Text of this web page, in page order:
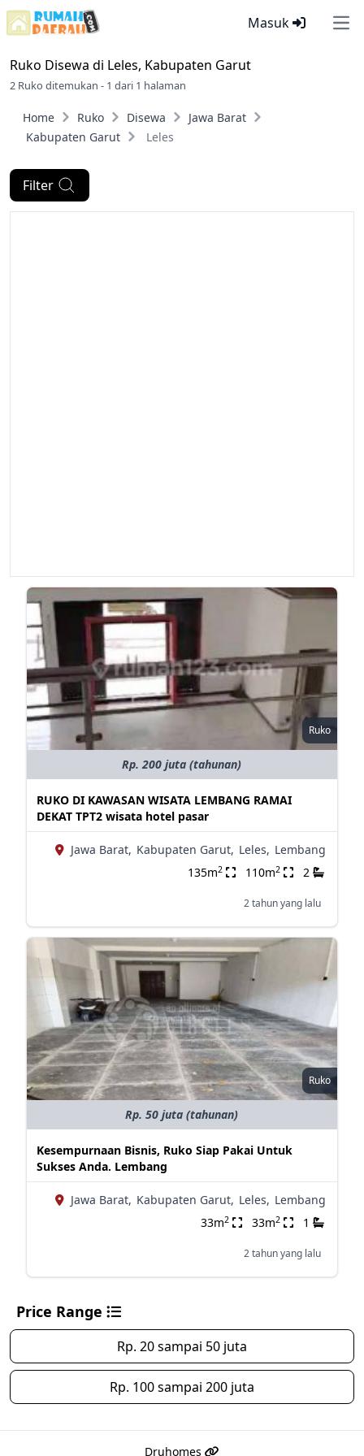
Masuk
Ruko Disewa di Leles, Kabupaten Garut
2 Ruko ditemukan - 1 dari 1 halaman
Home Ruko Disewa
Jawa Barat
Kabupaten Garut
Leles
Filter
Ruko
Rp. 200 juta (tahunan)
RUKO DI KAWASAN WISATA LEMBANG RAMAI
DEKAT TPT2 wisata hotel pasar
Jawa Barat, Kabupaten Garut, Leles, Lembang
135m2 110m2 2
2 tahun yang lalu
Ruko
Rp. 50 juta (tahunan)
Kesempurnaan Bisnis, Ruko Siap Pakai Untuk
Sukses Anda. Lembang
Jawa Barat, Kabupaten Garut, Leles, Lembang
33m2 33m2 1
2 tahun yang lalu
Price Range
Rp. 20 sampai 50 juta
Rp. 100 sampai 200 juta
Druhomes